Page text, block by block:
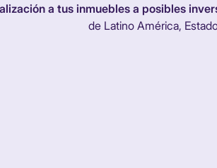
a tus inmuebles a posibles
de Latino América,